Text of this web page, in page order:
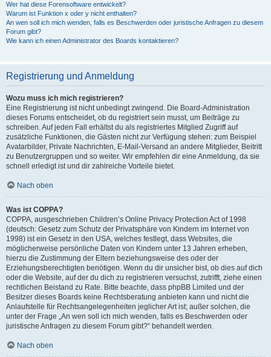
Wer hat diese Forensoftware entwickelt?
Warum ist Funktion x oder y nicht enthalten?
An wen soll ich mich wenden, falls es Beschwerden oder juristische Anfragen zu diesem
Forum gibt?
Wie kann ich einen Administrator des Boards kontaktieren?
Registrierung und Anmeldung
Wozu muss ich mich registrieren?
Eine Registrierung ist nicht unbedingt zwingend. Die Board-Administration
dieses Forums entscheidet, ob du registriert sein musst, um Beiträge zu
schreiben. Auf jeden Fall erhältst du als registriertes Mitglied Zugriff auf
zusätzliche Funktionen, die Gästen nicht zur Verfügung stehen: zum Beispiel
Avatarbilder, Private Nachrichten, E-Mail-Versand an andere Mitglieder, Beitritt
zu Benutzergruppen und so weiter. Wir empfehlen dir eine Anmeldung, da sie
schnell erledigt ist und dir zahlreiche Vorteile bietet.
Nach oben
Was ist COPPA?
COPPA, ausgeschrieben Children’s Online Privacy Protection Act of 1998
(deutsch: Gesetz zum Schutz der Privatsphäre von Kindern im Internet von
1998) ist ein Gesetz in den USA, welches festlegt, dass Websites, die
möglicherweise persönliche Daten von Kindern unter 13 Jahren erheben,
hierzu die Zustimmung der Eltern beziehungsweise des oder der
Erziehungsberechtigten benötigen. Wenn du dir unsicher bist, ob dies auf dich
oder die Website, auf der du dich zu registrieren versuchst, zutrifft, ziehe einen
rechtlichen Beistand zu Rate. Bitte beachte, dass phpBB Limited und der
Besitzer dieses Boards keine Rechtsberatung anbieten kann und nicht die
Anlaufstelle für Rechtsangelegenheiten jeglicher Art ist; außer solchen, die
unter der Frage „An wen soll ich mich wenden, falls es Beschwerden oder
juristische Anfragen zu diesem Forum gibt?“ behandelt werden.
Nach oben